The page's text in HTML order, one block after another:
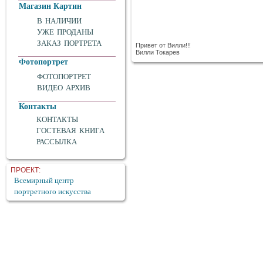
Магазин Картин
В НАЛИЧИИ
УЖЕ ПРОДАНЫ
ЗАКАЗ ПОРТРЕТА
Фотопортрет
ФОТОПОРТРЕТ
ВИДЕО АРХИВ
Контакты
КОНТАКТЫ
ГОСТЕВАЯ КНИГА
РАССЫЛКА
ПРОЕКТ:
Всемирный центр
портретного искусства
Привет от Вилли!!!
Вилли Токарев